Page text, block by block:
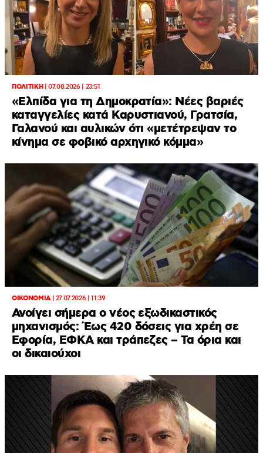
ΠΟΛΙΤΙΚΗ|07.08.2026 | 23:51
«Ελπίδα για τη Δημοκρατία»: Νέες βαριές
καταγγελίες κατά Καρυστιανού, Γρατσία,
Γαλανού και αυλικών ότι «μετέτρεψαν το
κίνημα σε φοβικό αρχηγικό κόμμα»
ΟΙΚΟΝΟΜΙΑ| 27.07.2026 | 11:39
Ανοίγει σήμερα ο νέος εξωδικαστικός
μηχανισμός: Έως 420 δόσεις για χρέη σε
Εφορία, ΕΦΚΑ και τράπεζες – Τα όρια και
οι δικαιούχοι